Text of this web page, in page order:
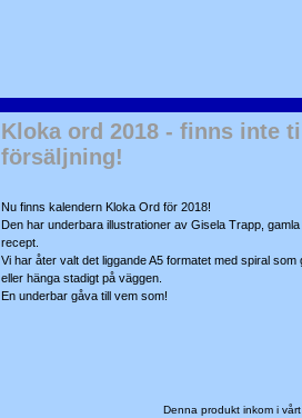
Kloka ord 2018 - finns inte
försäljning!
Nu finns kalendern Kloka Ord för 2018!
Den har underbara illustrationer av Gisela Trapp,
recept.
Vi har åter valt det liggande A5 formatet med spiral
eller hänga stadigt på väggen.
En underbar gåva till vem som!
Denna produkt inkom i